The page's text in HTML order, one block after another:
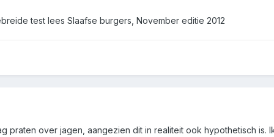
test lees Slaafse burgers, November editie 2012
praten over jagen, aangezien dit in realiteit ook hypothetisch is.